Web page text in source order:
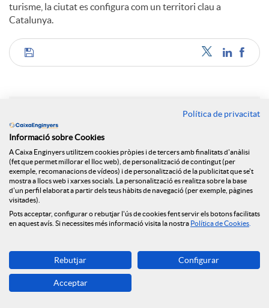
turisme, la ciutat es configura com un territori clau a
Catalunya.
C
m
p
a
r
t
Notícies relacionades
NEWS & YOU núm.12
Caixa Enginyers segueix obrint oficines i arriba a
Caixa Enginyers preveu una segona meitat del
l’estabilitat econòmica
Caixa Enginyers preveu una segona meitat del
2026 marcada per la volatilitat geopolítica i
Política de privacitat
Informació sobre Cookies
A Caixa Enginyers utilitzem cookies pròpies i de tercers amb finalitats d'anàlisi
(fet que permet millorar el lloc web), de personalització de contingut (per
exemple, recomanacions de vídeos) i de personalització de la publicitat que se't
mostra a llocs web i xarxes socials. La personalització es realitza sobre la base
d'un perfil elaborat a partir dels teus hàbits de navegació (per exemple, pàgines
visitades).
Pots acceptar, configurar o rebutjar l'ús de cookies fent servir els botons facilitats
en aquest avís. Si necessites més informació visita la nostra Política de Cookies
Rebutjar Configurar
Acceptar